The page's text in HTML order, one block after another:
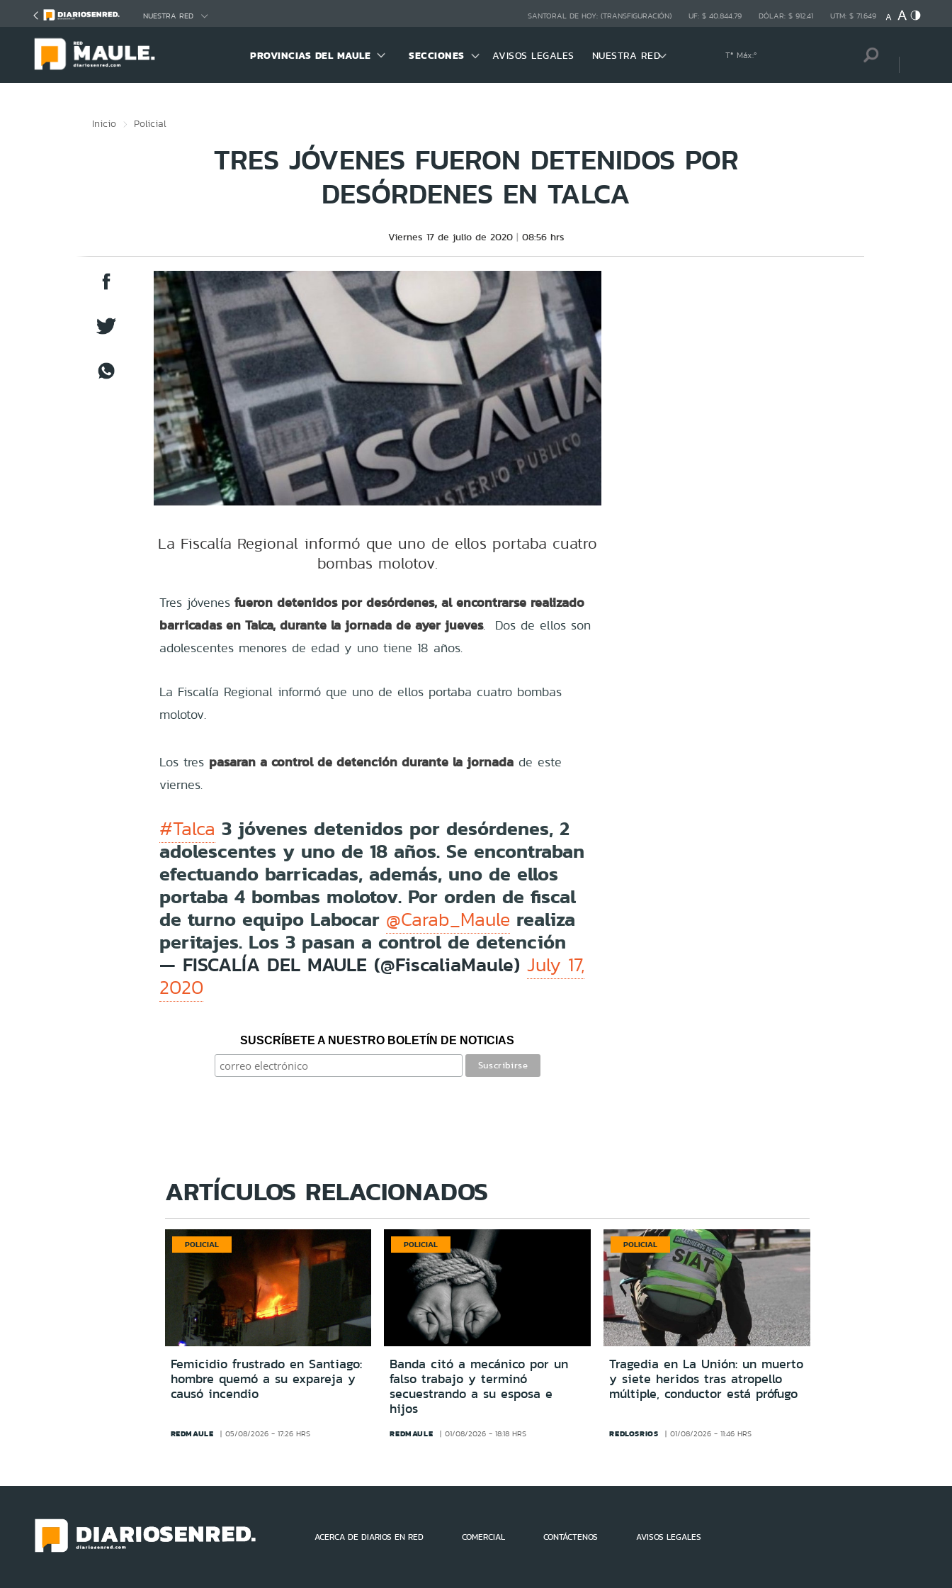
NUESTRA RED SANTORAL DE HOY: (TRANSFIGURACIÓN) UF: $ 40.844,79 DÓLAR: $ 912,41 UTM: $ 71.649
PROVINCIAS DEL MAULE SECCIONES AVISOS LEGALES NUESTRA RED Tª Máx:º
Inicio Policial
TRES JÓVENES FUERON DETENIDOS POR
DESÓRDENES EN TALCA
Viernes 17 de julio de 2020 08:56 hrs
La Fiscalía Regional informó que uno de ellos portaba cuatro
bombas molotov.
Tres jóvenes fueron detenidos por desórdenes, al encontrarse realizado
barricadas en Talca, durante la jornada de ayer jueves. Dos de ellos son
adolescentes menores de edad y uno tiene 18 años.
La Fiscalía Regional informó que uno de ellos portaba cuatro bombas
molotov.
Los tres pasaran a control de detención durante la jornada de este
viernes.
#Talca 3 jóvenes detenidos por desórdenes, 2
adolescentes y uno de 18 años. Se encontraban
efectuando barricadas, además, uno de ellos
portaba 4 bombas molotov. Por orden de fiscal
de turno equipo Labocar @Carab_Maule realiza
peritajes. Los 3 pasan a control de detención
— FISCALÍA DEL MAULE (@FiscaliaMaule)July 17,
2020
SUSCRÍBETE A NUESTRO BOLETÍN DE NOTICIAS
ARTÍCULOS RELACIONADOS
POLICIAL
Femicidio frustrado en Santiago:
hombre quemó a su expareja y
causó incendio
REDMAULE 05/08/2026 - 17:26 HRS
POLICIAL
Banda citó a mecánico por un
falso trabajo y terminó
secuestrando a su esposa e
hijos
REDMAULE 01/08/2026 - 18:18 HRS
POLICIAL
Tragedia en La Unión: un muerto
y siete heridos tras atropello
múltiple, conductor está prófugo
REDLOSRIOS 01/08/2026 - 11:46 HRS
ACERCA DE DIARIOS EN RED COMERCIAL CONTÁCTENOS AVISOS LEGALES